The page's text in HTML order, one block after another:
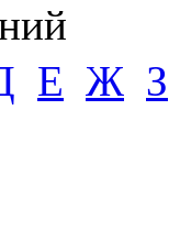
Е Ж З